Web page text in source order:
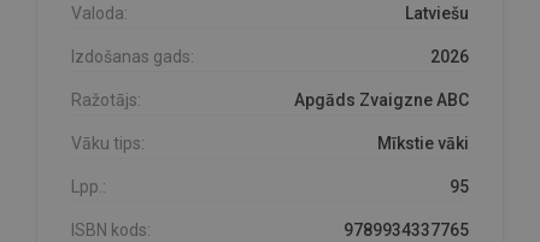
Valoda: Latviešu
Izdošanas gads: 2026
Ražotājs: Apgāds Zvaigzne ABC
Vāku tips: Mīkstie vāki
Lpp.: 95
ISBN kods: 9789934337765